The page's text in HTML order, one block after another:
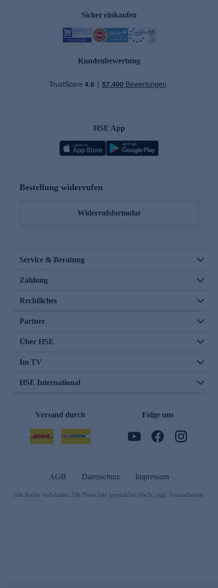
Sicher einkaufen
Kundenbewertung
HSE App
Bestellung widerrufen
Widerrufsformular
Service & Beratung
Zahlung
Rechtliches
Partner
Über HSE
Im TV
HSE International
Versand durch Folge uns
AGB Datenschutz Impressum
Alle Rechte vorbehalten. Alle Preise inkl. gesetzlicher MwSt., zzgl. Versandkosten.